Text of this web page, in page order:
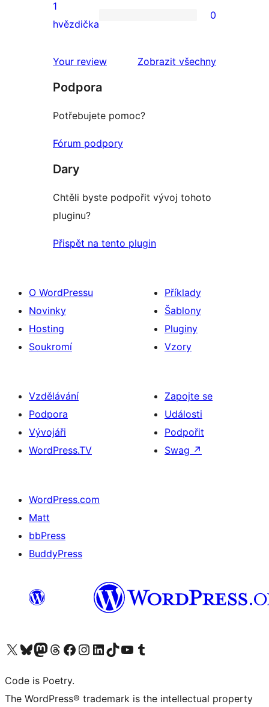
2hvězdičkové
hodnocení
0
hodnocení
1
hvězdička
0
Your review
Zobrazit všechny
Podpora
Potřebujete pomoc?
Fórum podpory
Dary
Chtěli byste podpořit vývoj tohoto
pluginu?
Přispět na tento plugin
O WordPressu
Novinky
Hosting
Soukromí
Příklady
Šablony
Pluginy
Vzory
Vzdělávání
Podpora
Vývojáři
WordPress.TV
Zapojte se
Události
Podpořit
Swag ↗
WordPress.com
Matt
bbPress
BuddyPress
Navštivte náš účet na X (dříve Twitter)
Navštivte náš Bluesky účetNavštivte náš účet Mastodon
Navštivte náš Threads účetNavštivte naši stránku na Facebooku
Navštivte náš Instagram účetNavštivte náš LinkedIn účetNavštivte náš TikTok účetNavštivte náš YouTube kanálNavštivte náš Tumblr účet
Code is Poetry.
The WordPress® trademark is the intellectual property